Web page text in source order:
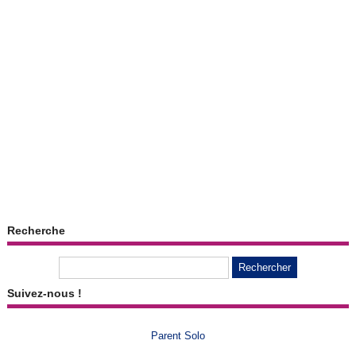
Recherche
Suivez-nous !
Parent Solo